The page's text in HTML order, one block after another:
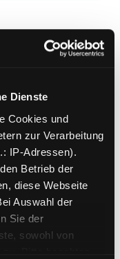
Dienste
Cookies und
zur Verarbeitung
IP-Adressen).
Betrieb der
diese Webseite
Auswahl der
Sie der
sowohl von
Treffer pro Seite
patrol anzeigen
[Regie]Suche nach